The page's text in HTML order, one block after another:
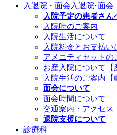
入退院・面会 入退院･面会
入院予定の患者さん
入院時のご案内
入院生活について
入院料金とお支払い
アメニティセットの
お産入院について【
入院生活のご案内【
面会について
面会時間について
交通案内・アクセス
退院支援について
診療科